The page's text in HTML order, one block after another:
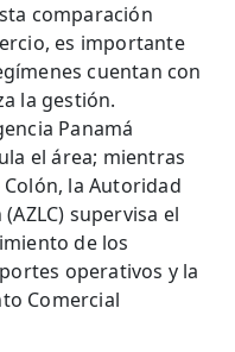
comparación
es importante
cuentan con
la gestión.
Panamá
el área; mientras
la Autoridad
supervisa el
de los
operativos y la
Comercial